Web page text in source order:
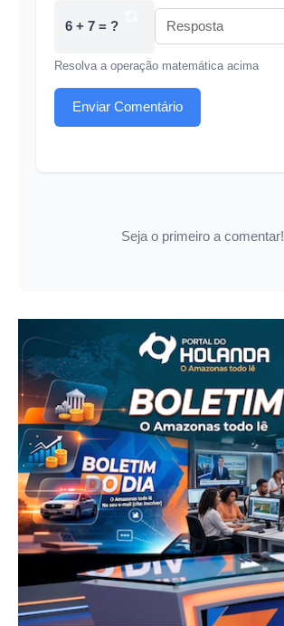
6 + 7 = ?
Resolva a operação matemática acima
Enviar Comentário
Seja o primeiro a comentar!